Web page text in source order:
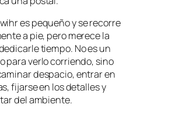
es pequeño y se recorre
a pie, pero merece la
tiempo. No es un
para verlo corriendo, sino
despacio, entrar en
fijarse en los detalles y
del ambiente.